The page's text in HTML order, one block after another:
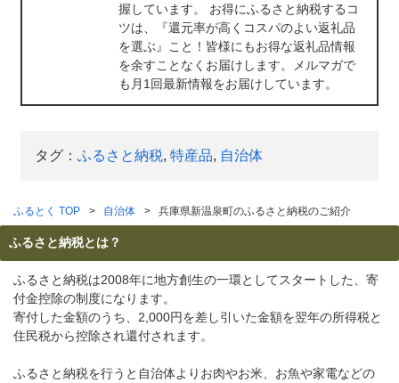
握しています。 お得にふるさと納税するコ
ツは、『還元率が高くコスパのよい返礼品
を選ぶ』こと！皆様にもお得な返礼品情報
を余すことなくお届けします。メルマガで
も月1回最新情報をお届けしています。
タグ： ふるさと納税, 特産品, 自治体
ふるとく TOP 自治体 兵庫県新温泉町のふるさと納税のご紹介
ふるさと納税とは？
ふるさと納税は2008年に地方創生の一環としてスタートした、寄
付金控除の制度になります。
寄付した金額のうち、2,000円を差し引いた金額を翌年の所得税と
住民税から控除され還付されます。
ふるさと納税を行うと自治体よりお肉やお米、お魚や家電などの